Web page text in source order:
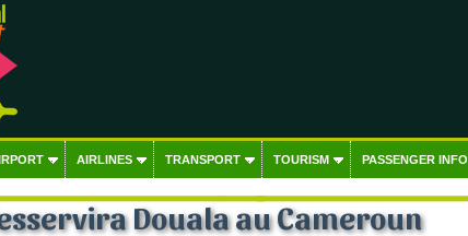
AIRLINES TRANSPORT TOURISM PASSENGER INFO
Douala au Cameroun